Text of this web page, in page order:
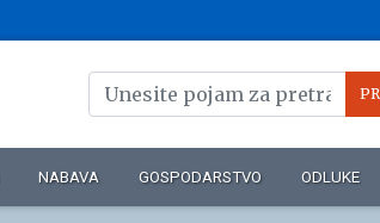
NABAVA GOSPODARSTVO ODLUKE